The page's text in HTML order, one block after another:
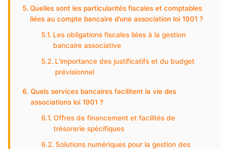
Quelles sont les particularités fiscales et comptables
liées au compte bancaire d’une association loi 1901 ?
Les obligations fiscales liées à la gestion
bancaire associative
L’importance des justificatifs et du budget
prévisionnel
Quels services bancaires facilitent la vie des
associations loi 1901 ?
Offres de financement et facilités de
trésorerie spécifiques
Solutions numériques pour la gestion des